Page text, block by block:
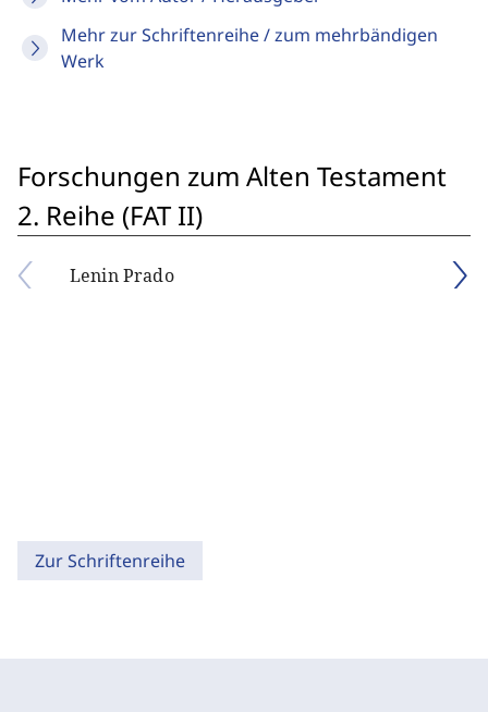
Mehr zur Schriftenreihe / zum mehrbändigen
Werk
Forschungen zum Alten Testament
2. Reihe (FAT II)
Lenin Prado
Zur Schriftenreihe